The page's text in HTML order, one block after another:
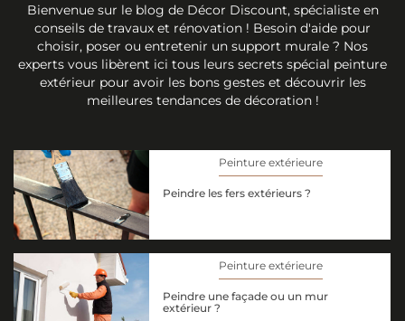
Bienvenue sur le blog de Décor Discount, spécialiste en
conseils de travaux et rénovation ! Besoin d'aide pour
choisir, poser ou entretenir un support murale ? Nos
experts vous libèrent ici tous leurs secrets spécial peinture
extérieur pour avoir les bons gestes et découvrir les
meilleures tendances de décoration !
Peinture extérieure
Peindre les fers extérieurs ?
Peinture extérieure
Peindre une façade ou un mur
extérieur ?